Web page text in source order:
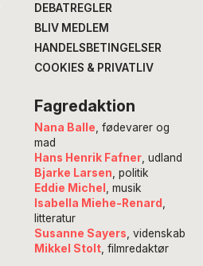
DEBATREGLER
BLIV MEDLEM
HANDELSBETINGELSER
COOKIES & PRIVATLIV
Fagredaktion
Nana Balle, fødevarer og
mad
Hans Henrik Fafner, udland
Bjarke Larsen, politik
Eddie Michel , musik
Isabella Miehe-Renard ,
litteratur
Susanne Sayers, videnskab
Mikkel Stolt, filmredaktør